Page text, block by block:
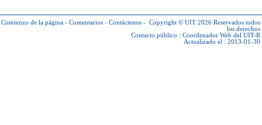
Comienzo de la página - Comentarios - Contáctenos - Copyright © UIT 2026 Reservados todos
los derechos
Contacto público : Coordenador Web del UIT-R
Actualizado el : 2013-01-30